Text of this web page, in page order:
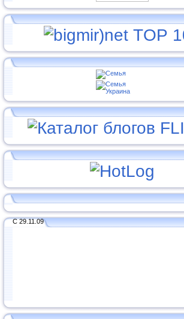
С 29.11.09